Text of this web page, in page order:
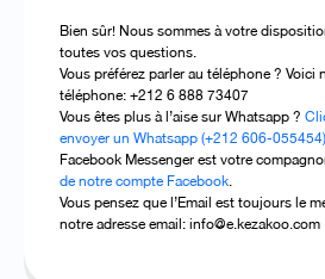
Bien sûr! Nous sommes à votre
toutes vos questions.
Vous préférez parler au téléphone ? Voici
téléphone: +212 6 888 73407
Vous êtes plus à l’aise sur Whatsapp ?
envoyer un Whatsapp (+212 606-055454)
Facebook Messenger est votre
de notre compte Facebook.
Vous pensez que l’Email est toujours le
notre adresse email:info@e.kezakoo.com